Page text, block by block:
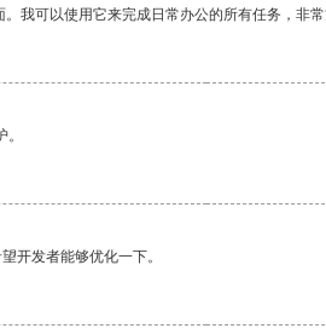
我可以使用它来完成日常办公的所有任务，非常
开发者能够优化一下。